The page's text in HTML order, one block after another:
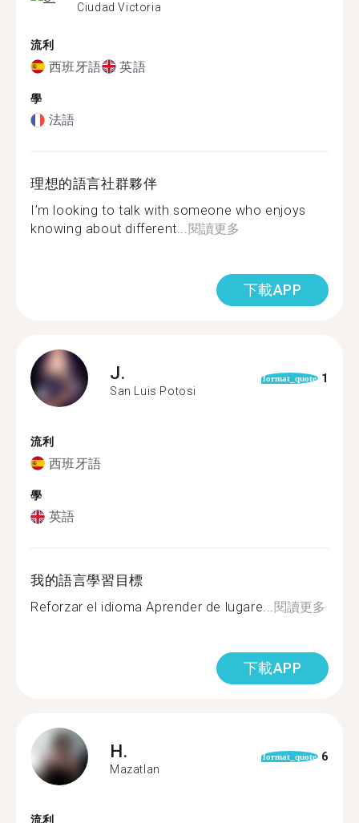
Ciudad Victoria
流利
西班牙語 英語
學
法語
理想的語言社群夥伴
I’m looking to talk with someone who enjoys
knowing about different...閱讀更多
下載APP
J.
San Luis Potosi
format_quote 1
流利
西班牙語
學
英語
我的語言學習目標
Reforzar el idioma Aprender de lugare...閱讀更多
下載APP
H.
Mazatlan
format_quote 6
流利